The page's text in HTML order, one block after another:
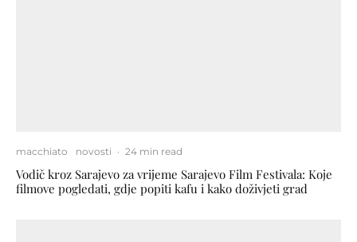
macchiato novosti · 24 min read
Vodič kroz Sarajevo za vrijeme Sarajevo Film Festivala: Koje
filmove pogledati, gdje popiti kafu i kako doživjeti grad